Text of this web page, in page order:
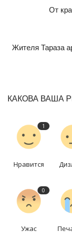
От
Жителя Тараза
КАКОВА ВАША
1
Нравится
0
Ужас